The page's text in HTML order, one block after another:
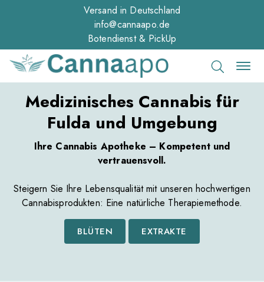
Versand in Deutschland
info@cannaapo.de
Botendienst & PickUp
Medizinisches Cannabis für
Fulda und Umgebung
Ihre Cannabis Apotheke – Kompetent und
vertrauensvoll.
Steigern Sie Ihre Lebensqualität mit unseren hochwertigen
Cannabisprodukten: Eine natürliche Therapiemethode.
BLÜTEN EXTRAKTE